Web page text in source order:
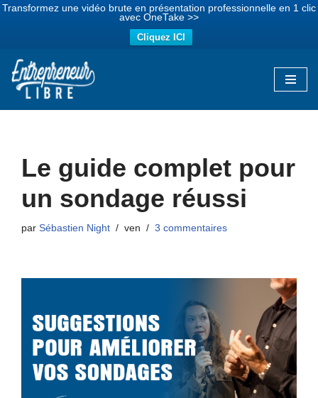
Transformez une vidéo brute en présentation professionnelle en 1 clic
avec OneTake >>
Cliquez ICI
Aller
Le guide complet pour
un sondage réussi
par Sébastien Night ven 3 commentaires